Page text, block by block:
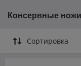
Консервные ножи
Сортировка